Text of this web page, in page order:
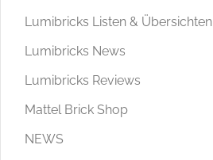
Lumibricks Listen & Übersichten
Lumibricks News
Lumibricks Reviews
Mattel Brick Shop
NEWS